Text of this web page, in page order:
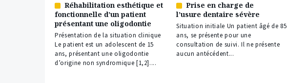
Article
réservé
à
nos
abonnés
Réhabilitation esthétique et
fonctionnelle d’un patient
présentant une oligodontie
Présentation de la situation clinique
Le patient est un adolescent de 15
ans, présentant une oligodontie
d’origine non syndromique [1,2]....
Article
réservé
à
nos
abonnés
Prise en charge de
l’usure dentaire sévère
Situation initiale Un patient âgé de 85
ans, se présente pour une
consultation de suivi. Il ne présente
aucun antécédent...